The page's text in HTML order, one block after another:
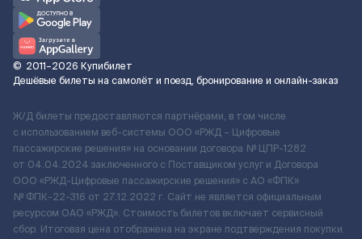
© 2011–2026 Купибилет
Дешёвые билеты на самолёт и поезд, бронирование и онлайн-заказ
Ж/Д билеты предоставляются партнёрами, в том числе
с использованием веб-системы ООО «РЖД – Цифровые
пассажирские решения» на основании договора № ЦПР-1282
от 04.04.2024 заключенного с Поставщиком услуг и Договора
ООО «РЖД-Цифровые пассажирские решения» c АО «ФПК»
№ ФПК-22-316 от 27.12.2022 г. Сайт не является официальным
ресурсом ОАО «РЖД». Стоимость билетов включает сервисный
сбор. Итоговая цена отображена на экране подтверждения покупки.